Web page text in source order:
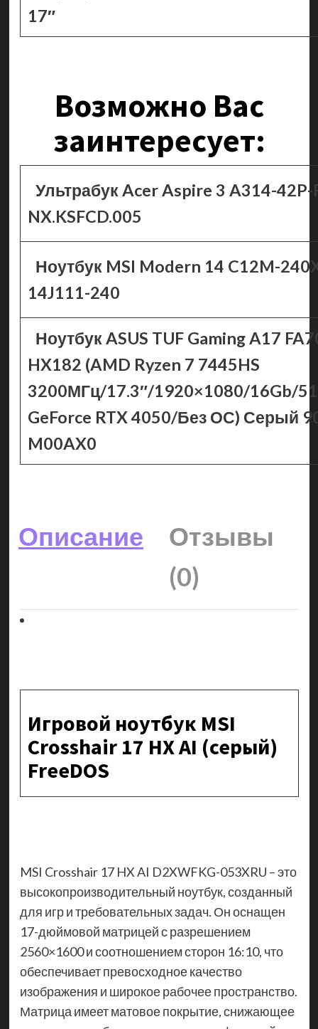
17″
Возможно Вас
заинтересует:
Ультрабук Acer Aspire 3 A314-42P-
NX.KSFCD.005
Ноутбук MSI Modern 14 C12M-
14J111-240
Ноутбук ASUS TUF Gaming A17
HX182 (AMD Ryzen 7 7445HS
3200МГц/17.3″/1920×1080/16Gb/
GeForce RTX 4050/Без ОС) Серый
M00AX0
Описание
Отзывы
(0)
Игровой ноутбук MSI
Crosshair 17 HX AI (серый)
FreeDOS
MSI Crosshair 17 HX AI D2XWFKG-053XRU – это
высокопроизводительный ноутбук, созданный
для игр и требовательных задач. Он оснащен
17-дюймовой матрицей с разрешением
2560×1600 и соотношением сторон 16:10, что
обеспечивает превосходное качество
изображения и широкое рабочее пространство.
Матрица имеет матовое покрытие, снижающее